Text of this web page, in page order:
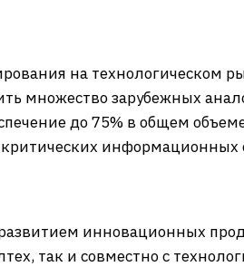
на технологическом
множество зарубежных
до 75% в общем
информационных
инновационных
так и совместно с